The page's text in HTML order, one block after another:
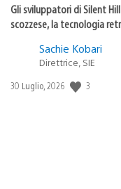
Gli sviluppatori di Silent
scozzese, la tecnologia
Sachie Kobari
Direttrice, SIE
Data
30 Luglio, 2026 3